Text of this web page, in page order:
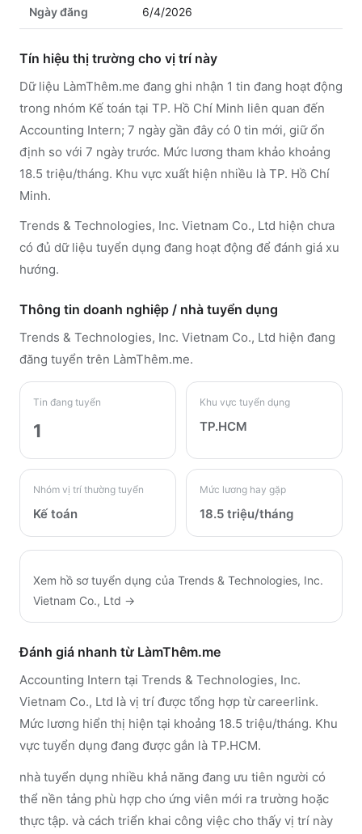
Ngày đăng 6/4/2026
Tín hiệu thị trường cho vị trí này
Dữ liệu LàmThêm.me đang ghi nhận 1 tin đang hoạt động
trong nhóm Kế toán tại TP. Hồ Chí Minh liên quan đến
Accounting Intern; 7 ngày gần đây có 0 tin mới, giữ ổn
định so với 7 ngày trước. Mức lương tham khảo khoảng
18.5 triệu/tháng. Khu vực xuất hiện nhiều là TP. Hồ Chí
Minh.
Trends & Technologies, Inc. Vietnam Co., Ltd hiện chưa
có đủ dữ liệu tuyển dụng đang hoạt động để đánh giá xu
hướng.
Thông tin doanh nghiệp / nhà tuyển dụng
Trends & Technologies, Inc. Vietnam Co., Ltd hiện đang
đăng tuyển trên LàmThêm.me.
Tin đang tuyển
1
Khu vực tuyển dụng
TP.HCM
Nhóm vị trí thường tuyển
Kế toán
Mức lương hay gặp
18.5 triệu/tháng
Xem hồ sơ tuyển dụng của Trends & Technologies, Inc.
Vietnam Co., Ltd →
Đánh giá nhanh từ LàmThêm.me
Accounting Intern tại Trends & Technologies, Inc.
Vietnam Co., Ltd là vị trí được tổng hợp từ careerlink.
Mức lương hiển thị hiện tại khoảng 18.5 triệu/tháng. Khu
vực tuyển dụng đang được gắn là TP.HCM.
nhà tuyển dụng nhiều khả năng đang ưu tiên người có
thể nền tảng phù hợp cho ứng viên mới ra trường hoặc
thực tập. và cách triển khai công việc cho thấy vị trí này